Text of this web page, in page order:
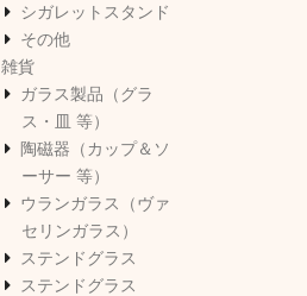
シガレットスタンド
その他
雑貨
ガラス製品（グラ
ス・皿 等）
陶磁器（カップ＆ソ
ーサー 等）
ウランガラス（ヴァ
セリンガラス）
ステンドグラス
ステンドグラス